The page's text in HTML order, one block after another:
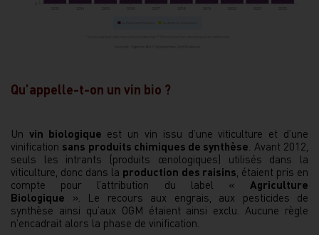
Qu’appelle-t-on un vin bio ?
Un vin biologique est un vin issu d’une viticulture et d’une
vinification sans produits chimiques de synthèse. Avant 2012,
seuls les intrants (produits œnologiques) utilisés dans la
viticulture, donc dans la production des raisins, étaient pris en
compte pour l’attribution du label « Agriculture
Biologique ». Le recours aux engrais, aux pesticides de
synthèse ainsi qu’aux OGM étaient ainsi exclu. Aucune règle
n’encadrait alors la phase de vinification.